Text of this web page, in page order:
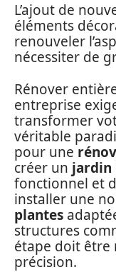
L’ajout de
éléments
renouveler
nécessiter de
Rénover
entreprise
transformer
véritable
pour une
créer un jardin
fonctionnel et
installer une
plantes
structures
étape doit être
précision.